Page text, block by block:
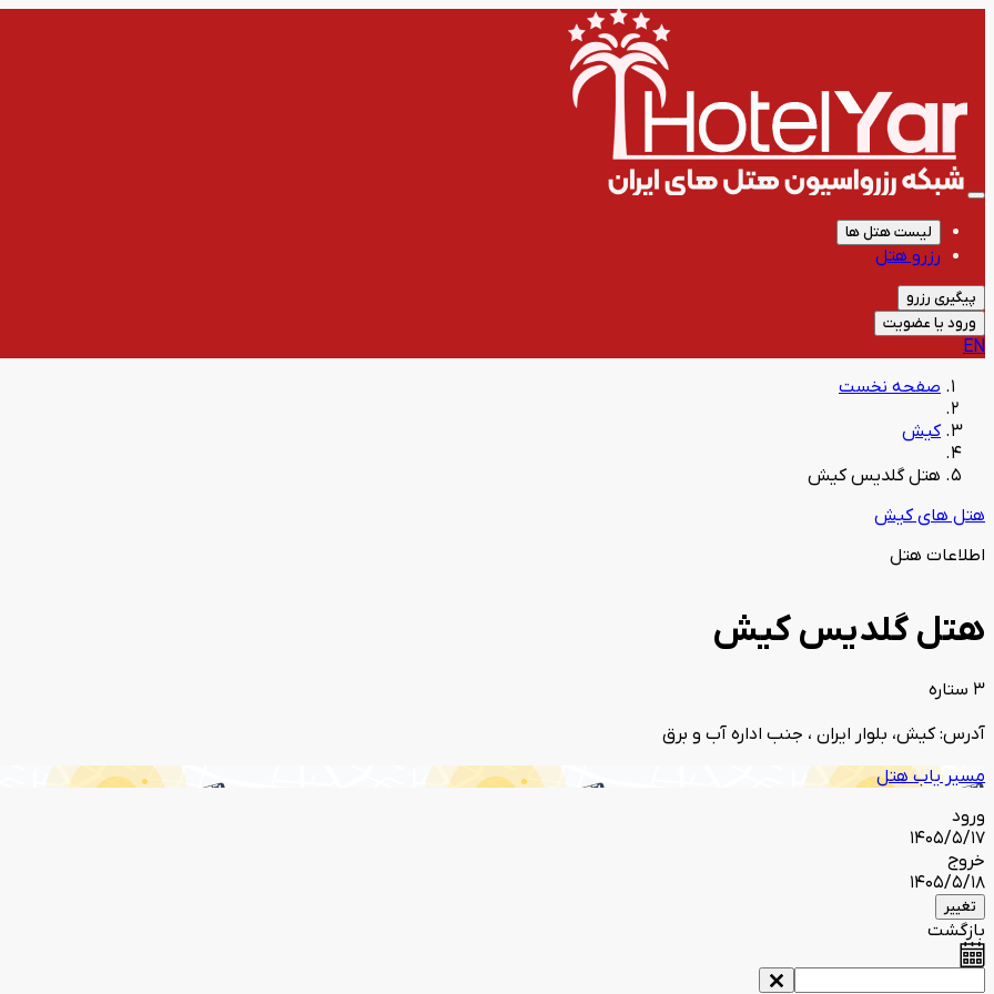
لیست هتل ها
رزرو هتل
پیگیری رزرو
ورود یا عضویت
EN
صفحه نخست
کیش
هتل گلدیس کیش
هتل های کیش
اطلاعات هتل
هتل گلدیس کیش
3 ستاره
آدرس: کیش، بلوار ایران ، جنب اداره آب و برق
مسیر یاب هتل
ورود
1405/5/17
خروج
1405/5/18
تغییر
بازگشت